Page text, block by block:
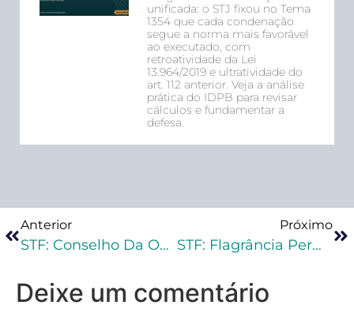
unificada: o STJ fixou no Tema
1354 que cada condenação
segue a norma mais favorável
ao executado, com
retroatividade da Lei
13.964/2019 e ultratividade do
art. 112 anterior. Veja a análise
prática do IDPB para revisar
cálculos e fundamentar a
defesa.
Anterior
STF: Conselho Da OAB Questiona Revogação De Garantias Da Advocacia
Próximo
STF: Flagrância Permite Busca Domiciliar Sem Mandado Judicial
Deixe um comentário